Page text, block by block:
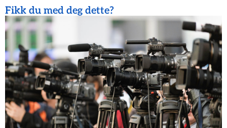
Fikk du med deg dette?